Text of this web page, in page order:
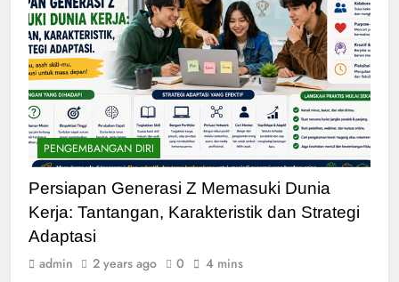
PENGEMBANGAN DIRI
Persiapan Generasi Z Memasuki Dunia
Kerja: Tantangan, Karakteristik dan Strategi
Adaptasi
admin 2 years ago 0 4 mins